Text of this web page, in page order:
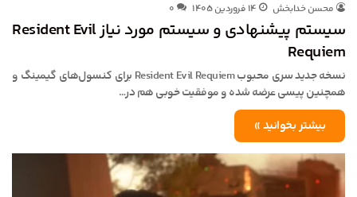
محسن خدابخش ۱۴ فروردین ۱۴۰۵ ۰
سیستم پیشنهادی و سیستم مورد نیاز Resident Evil
Requiem
نسخه جدید سری محبوب Resident Evil Requiem برای کنسول‌های گیمینگ و
همچنین پیسی عرضه شده و موفقیت خوبی هم در…
بیشتر بخوانید »